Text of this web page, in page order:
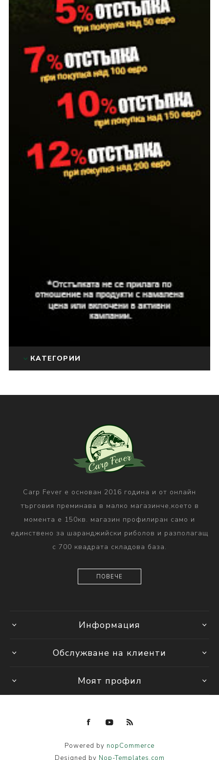
КАТЕГОРИИ
Carp Fever е основан 2016 година и от онлайн
търговия преминава в малко магазинче,което в
момента е 150кв. магазин профилиран само и
единствено за шаранджийски риболов и разполагащ
с 700 квадрата складова база.
ПОВЕЧЕ
Информация
Обслужване на клиенти
Моят профил
Powered by nopCommerce
Designed by Nop-Templates.com